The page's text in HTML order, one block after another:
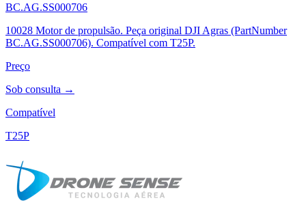
BC.AG.SS000706
10028 Motor de propulsão. Peça original DJI Agras (PartNumber
BC.AG.SS000706). Compatível com T25P.
Preço
Sob consulta →
Compatível
T25P